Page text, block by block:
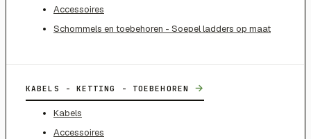
Accessoires
Schommels en toebehoren - Soepel ladders op maat
KABELS - KETTING - TOEBEHOREN →
Kabels
Accessoires